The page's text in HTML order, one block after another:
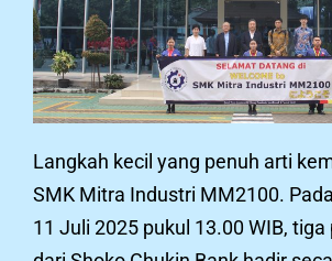
Langkah kecil yang penuh arti
SMK Mitra Industri MM2100.
11 Juli 2025 pukul 13.00 WIB,